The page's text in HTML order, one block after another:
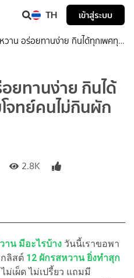
TH เข้าสู่ระบบ
วาน อร่อยทานง่าย กินได้ทุกเพศทุก
ยทานง่าย กินได้
จทย์คนไม่กินผัก
2.8K
าน มีอะไรบ้าง วันนี้เราขอพา
ลิสต์ 12 ผักรสหวาน ยิ่งทำสุก
ม่เผ็ด ไม่เปรี้ยว แถมมี